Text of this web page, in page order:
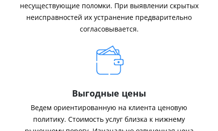
несуществующие поломки. При выявлении скрытых
неисправностей их устранение предварительно
согласовывается.
Выгодные цены
Ведем ориентированную на клиента ценовую
политику. Стоимость услуг близка к нижнему